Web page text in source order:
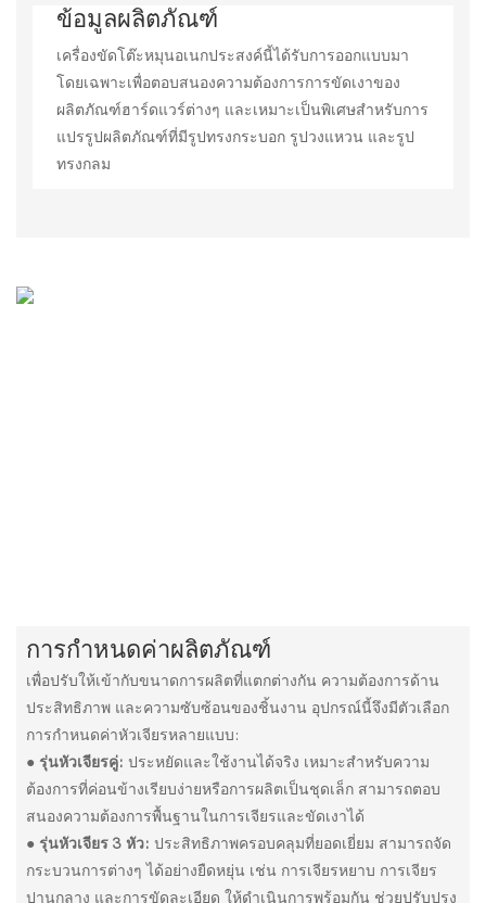
ข้อมูลผลิตภัณฑ์
เครื่องขัดโต๊ะหมุนอเนกประสงค์นี้ได้รับการออกแบบมา
โดยเฉพาะเพื่อตอบสนองความต้องการการขัดเงาของ
ผลิตภัณฑ์ฮาร์ดแวร์ต่างๆ และเหมาะเป็นพิเศษสำหรับการ
แปรรูปผลิตภัณฑ์ที่มีรูปทรงกระบอก รูปวงแหวน และรูป
ทรงกลม
การกำหนดค่าผลิตภัณฑ์
เพื่อปรับให้เข้ากับขนาดการผลิตที่แตกต่างกัน ความต้องการด้าน
ประสิทธิภาพ และความซับซ้อนของชิ้นงาน อุปกรณ์นี้จึงมีตัวเลือก
การกำหนดค่าหัวเจียรหลายแบบ:
● รุ่นหัวเจียรคู่: ประหยัดและใช้งานได้จริง เหมาะสำหรับความ
ต้องการที่ค่อนข้างเรียบง่ายหรือการผลิตเป็นชุดเล็ก สามารถตอบ
สนองความต้องการพื้นฐานในการเจียรและขัดเงาได้
● รุ่นหัวเจียร 3 หัว: ประสิทธิภาพครอบคลุมที่ยอดเยี่ยม สามารถจัด
กระบวนการต่างๆ ได้อย่างยืดหยุ่น เช่น การเจียรหยาบ การเจียร
ปานกลาง และการขัดละเอียด ให้ดำเนินการพร้อมกัน ช่วยปรับปรุง